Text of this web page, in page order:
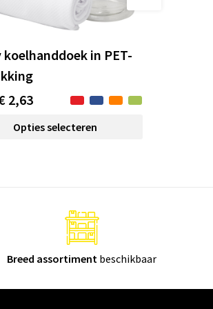
koelhanddoek in PET-
2,63
Opties selecteren
Breed assortiment beschikbaar